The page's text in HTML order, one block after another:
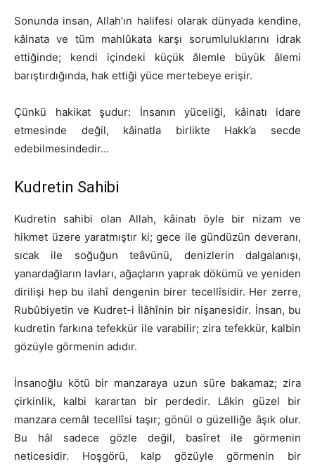
Sonunda insan, Allah’ın halifesi olarak dünyada kendine,
kâinata ve tüm mahlûkata karşı sorumluluklarını idrak
ettiğinde; kendi içindeki küçük âlemle büyük âlemi
barıştırdığında, hak ettiği yüce mertebeye erişir.
Çünkü hakikat şudur: İnsanın yüceliği, kâinatı idare
etmesinde değil, kâinatla birlikte Hakk’a secde
edebilmesindedir…
Kudretin Sahibi
Kudretin sahibi olan Allah, kâinatı öyle bir nizam ve
hikmet üzere yaratmıştır ki; gece ile gündüzün deveranı,
sıcak ile soğuğun teâvünü, denizlerin dalgalanışı,
yanardağların lavları, ağaçların yaprak dökümü ve yeniden
dirilişi hep bu ilahî dengenin birer tecellîsidir. Her zerre,
Rubûbiyetin ve Kudret-i İlâhînin bir nişanesidir. İnsan, bu
kudretin farkına tefekkür ile varabilir; zira tefekkür, kalbin
gözüyle görmenin adıdır.
İnsanoğlu kötü bir manzaraya uzun süre bakamaz; zira
çirkinlik, kalbi karartan bir perdedir. Lâkin güzel bir
manzara cemâl tecellîsi taşır; gönül o güzelliğe âşık olur.
Bu hâl sadece gözle değil, basîret ile görmenin
neticesidir. Hoşgörü, kalp gözüyle görmenin bir